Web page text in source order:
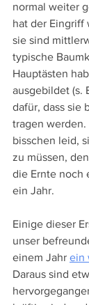
normal weiter
hat der Eingriff
sie sind
typische
Hauptästen
ausgebildet (s.
dafür, dass sie
tragen werden.
bisschen leid,
zu müssen,
die Ernte noch
ein Jahr.
Einige dieser
unser
einem Jahr ein
Daraus sind